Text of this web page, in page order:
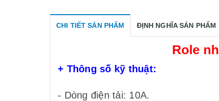
CHI TIẾT SẢN PHẨM ĐỊNH NGHĨA SẢN PHẨM
Role
+ Thông số kỹ thuật:
- Dòng điện tải: 10A.